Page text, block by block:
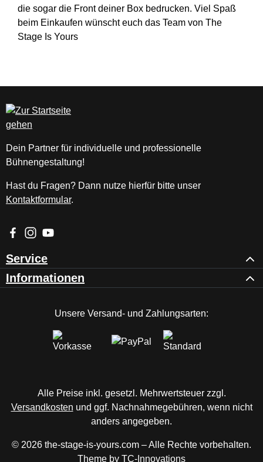
die sogar die Front deiner Box bedrucken. Viel Spaß
beim Einkaufen wünscht euch das Team von The
Stage Is Yours
Dein Partner für individuelle und professionelle
Bühnengestaltung!
Hast du Fragen? Dann nutze hierfür bitte unser
Kontaktformular.
Besuche uns auf Facebook – öffnet in neuem Tab (externer
Schau auf Instagram vorbei – öffnet in neuem Tab
Sieh dir unsere Videos auf YouTube an – öffnet in
Service
Informationen
Unsere Versand- und Zahlungsarten:
Alle Preise inkl. gesetzl. Mehrwertsteuer zzgl.
Versandkosten und ggf. Nachnahmegebühren, wenn nicht
anders angegeben.
© 2026 the-stage-is-yours.com – Alle Rechte vorbehalten.
Theme by TC-Innovations